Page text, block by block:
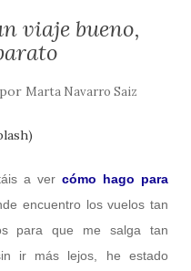
viaje bueno,
por Marta Navarro Saiz
a ver cómo hago para
encuentro los vuelos tan
para que me salga tan
ir más lejos, he estado